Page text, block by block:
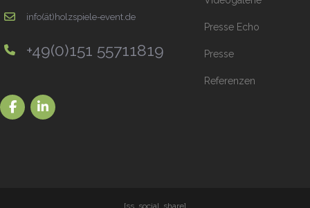
info(ät)holzspiele-event.de
+49(0)151 55711819
Presse Echo
Presse
Referenzen
[ss_social_share]